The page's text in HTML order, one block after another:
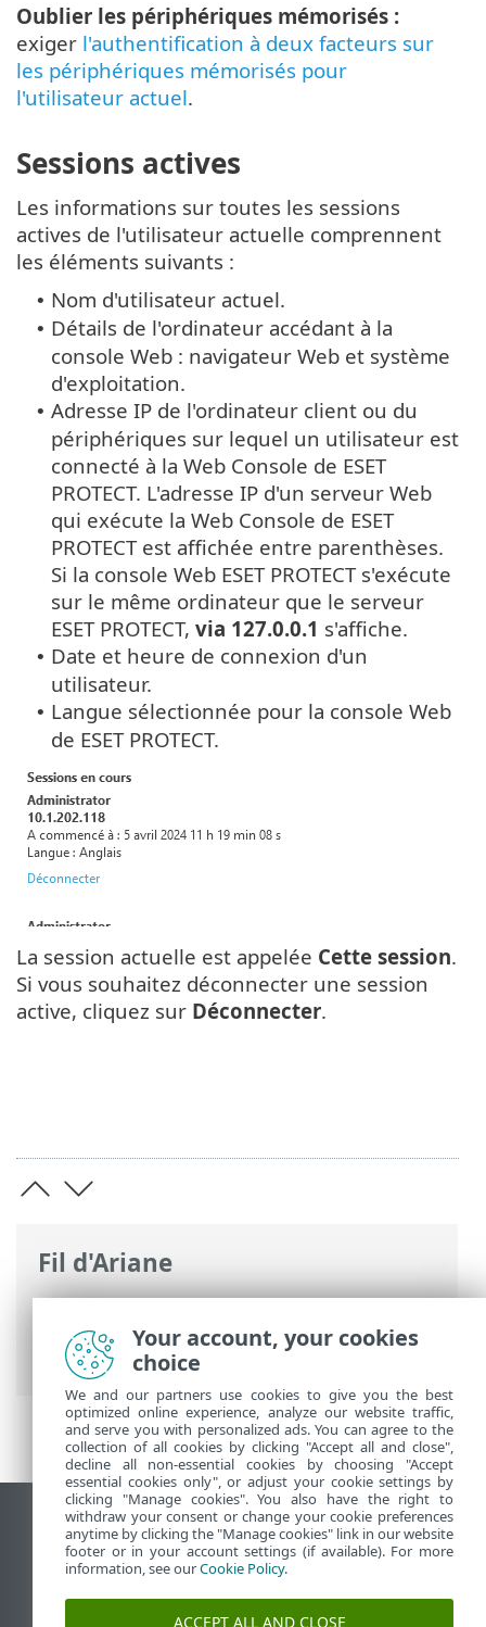
Fil d'Ariane
Aide en ligne d'ESET>ESET PROTECT On-
Prem>Démarrer>Console Web ESET
PROTECT
> Paramètres utilisateur
Oublier les périphériques mémorisés :
exiger l'authentification à deux facteurs sur
les périphériques mémorisés pour
l'utilisateur actuel.
Sessions actives
Les informations sur toutes les sessions
actives de l'utilisateur actuelle comprennent
les éléments suivants :
• Nom d'utilisateur actuel.
• Détails de l'ordinateur accédant à la
console Web : navigateur Web et système
d'exploitation.
• Adresse IP de l'ordinateur client ou du
périphériques sur lequel un utilisateur est
connecté à la Web Console de ESET
PROTECT. L'adresse IP d'un serveur Web
qui exécute la Web Console de ESET
PROTECT est affichée entre parenthèses.
Si la console Web ESET PROTECT s'exécute
sur le même ordinateur que le serveur
ESET PROTECT, via 127.0.0.1 s'affiche.
• Date et heure de connexion d'un
utilisateur.
• Langue sélectionnée pour la console Web
de ESET PROTECT.
La session actuelle est appelée Cette session.
Si vous souhaitez déconnecter une session
active, cliquez sur Déconnecter.
Afficher le site pour ordinateur de bureau
End of Life
Base de connaissances ESET
Forum ESET
Your account, your cookies
choice
We and our partners use cookies to give you the best
optimized online experience, analyze our website traffic,
and serve you with personalized ads. You can agree to the
collection of all cookies by clicking "Accept all and close",
decline all non-essential cookies by choosing "Accept
essential cookies only", or adjust your cookie settings by
clicking "Manage cookies". You also have the right to
withdraw your consent or change your cookie preferences
anytime by clicking the "Manage cookies" link in our website
footer or in your account settings (if available). For more
information, see ourCookie Policy.
ACCEPT ALL AND CLOSE